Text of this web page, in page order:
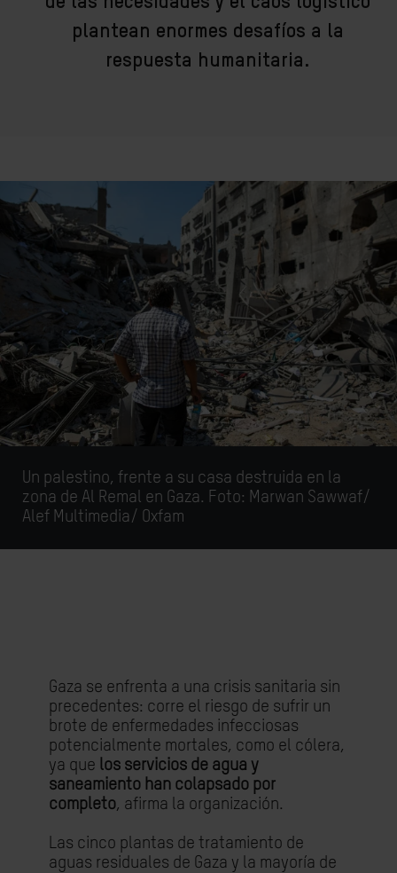
plantean enormes desafíos a la
respuesta humanitaria.
Un palestino, frente a su casa destruida en la
zona de Al Remal en Gaza. Foto: Marwan Sawwaf/
Alef Multimedia/ Oxfam
Gaza se enfrenta a una crisis sanitaria sin
precedentes: corre el riesgo de sufrir un
brote de enfermedades infecciosas
potencialmente mortales, como el cólera,
ya que los servicios de agua y
saneamiento han colapsado por
completo, afirma la organización.
Las cinco plantas de tratamiento de
aguas residuales de Gaza y la mayoría de